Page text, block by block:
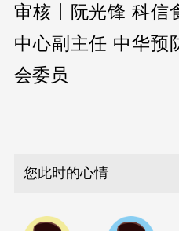
审核丨阮光锋 科信
中心副主任 中华预
会委员
您此时的心情